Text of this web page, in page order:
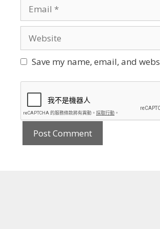
Save my name, email, and